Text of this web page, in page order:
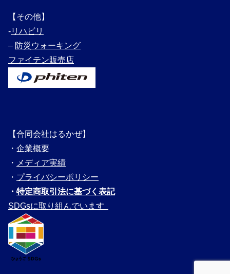
【その他】
‐リハビリ
– 防災ウォーキング
ファイテン販売店
【合同会社はるかぜ】
・ 企業概要
・ メディ ア実績
・ プライバシーポリシー
・ 特定商取引法に基づく表記
SDGsに取り組んでいます